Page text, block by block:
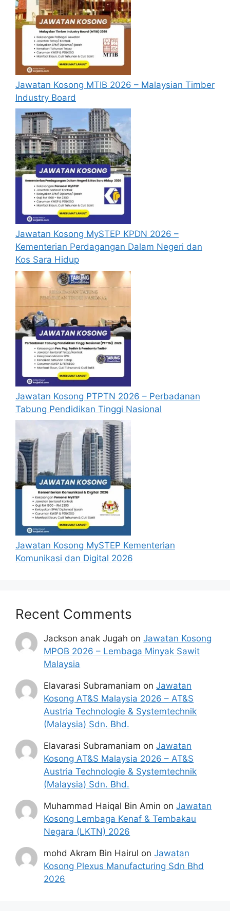
passport serta salinan sijil-sijil berkaitan)
semasa membuat permohonan.
Pemohon yang telah mendaftar dan
memohon jawatan yang disenaraikan
tidak perlu lagi memohon semula
sekiranya tempoh permohonan masih
sah.
Sebelum membuat permohonan sila
pastikan andalogin/register
mengisi segala maklumat yang diminta
dengan lengkap dan tepat.
Perlu diingatkan, hanya pemohon yang
layak sahaja akan dipanggil ke
temuduga. Sila lengkapkan dan
kemaskini maklumat anda yang telah
didaftarkan. Permohonan yang tidak
menerima sebarang jawapan selepas
bulandari tarikh iklan ditutup hendaklah
menganggap permohonan mereka tidak
berjaya.
Mohon Online
Jawatan Kosong MTIB 2026 – Malaysian Timber
Industry Board
Jawatan Kosong MySTEP KPDN 2026 –
Kementerian Perdagangan Dalam Negeri dan
Kos Sara Hidup
Jawatan Kosong PTPTN 2026 – Perbadanan
Tabung Pendidikan Tinggi Nasional
Jawatan Kosong MySTEP Kementerian
Komunikasi dan Digital 2026
Recent Comments
Jackson anak Jugah onJawatan Kosong
MPOB 2026 – Lembaga Minyak Sawit
Malaysia
Elavarasi Subramaniam onJawatan
Kosong AT&S Malaysia 2026 – AT&S
Austria Technologie & Systemtechnik
(Malaysia) Sdn. Bhd.
Elavarasi Subramaniam onJawatan
Kosong AT&S Malaysia 2026 – AT&S
Austria Technologie & Systemtechnik
(Malaysia) Sdn. Bhd.
Muhammad Haiqal Bin Amin onJawatan
Kosong Lembaga Kenaf & Tembakau
Negara (LKTN) 2026
mohd Akram Bin Hairul onJawatan
Kosong Plexus Manufacturing Sdn Bhd
2026